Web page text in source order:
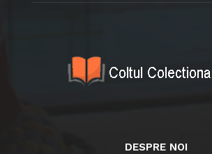
DESPRE NOI